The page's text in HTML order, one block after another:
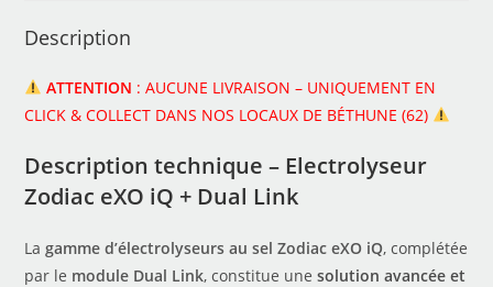
Description
ATTENTION : AUCUNE LIVRAISON – UNIQUEMENT EN
CLICK & COLLECT DANS NOS LOCAUX DE BÉTHUNE (62)
Description technique – Electrolyseur
Zodiac eXO iQ + Dual Link
Lagamme d’électrolyseurs au sel Zodiac eXO iQ, complétée
par le module Dual Link, constitue unesolution avancée et